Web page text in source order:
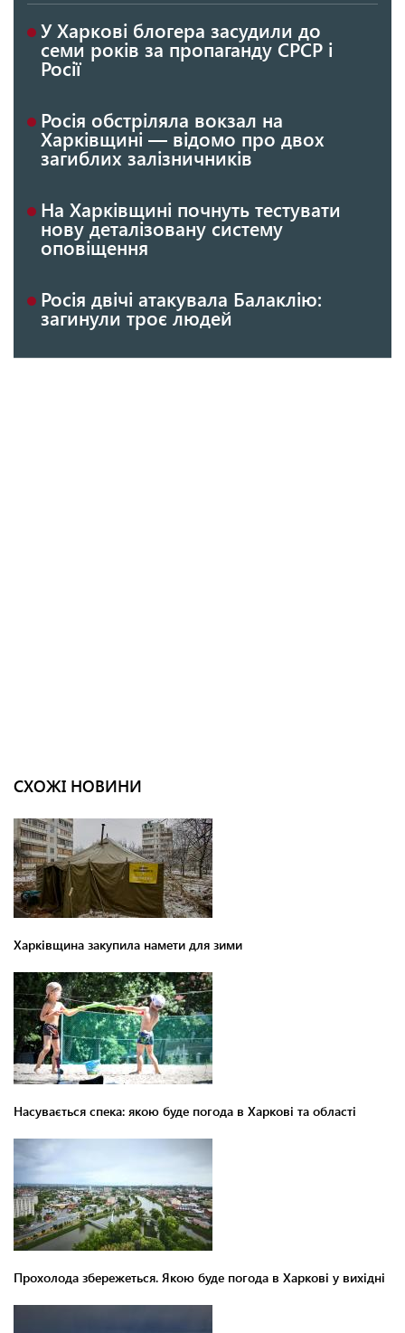
У Харкові блогера засудили до
семи років за пропаганду СРСР і
Росії
Росія обстріляла вокзал на
Харківщині — відомо про двох
загиблих залізничників
На Харківщині почнуть тестувати
нову деталізовану систему
оповіщення
Росія двічі атакувала Балаклію:
загинули троє людей
СХОЖІ НОВИНИ
Харківщина закупила намети для зими
Насувається спека: якою буде погода в Харкові та області
Прохолода збережеться. Якою буде погода в Харкові у вихідні